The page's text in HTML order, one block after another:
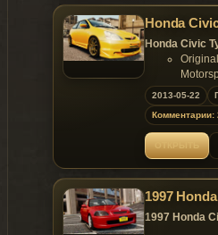
-
Replaces:
- color
- color
- .wft
- .wtd
Replaces: any
Honda
Honda Civic
Data
Features of
HQ
wft:
2013-05-22
Комментарии:
ОТКРЫТЬ
1997
1997 Honda